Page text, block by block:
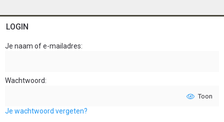
LOGIN
Je naam of e-mailadres
Wachtwoord
Toon
Je wachtwoord vergeten?